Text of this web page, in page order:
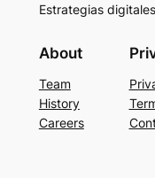
Estrategias
About
Team
History
Careers